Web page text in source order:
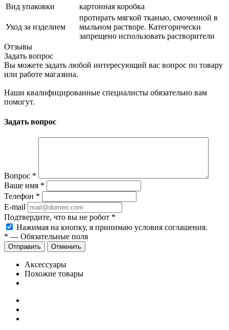
Вид упаковки картонная коробка
Уход за изделием
протирать мягкой тканью, смоченной в
мыльном растворе. Категорически
запрещено использовать растворители
Отзывы
Задать вопрос
Вы можете задать любой интересующий вас вопрос по товару
или работе магазина.
Наши квалифицированные специалисты обязательно вам
помогут.
Задать вопрос
Вопрос *
Ваше имя *
Телефон *
E-mail
Подтвердите, что вы не робот *
Нажимая на кнопку, я принимаю условия соглашения.
* — Обязательные поля
Отправить Отменить
Аксессуары
Похожие товары